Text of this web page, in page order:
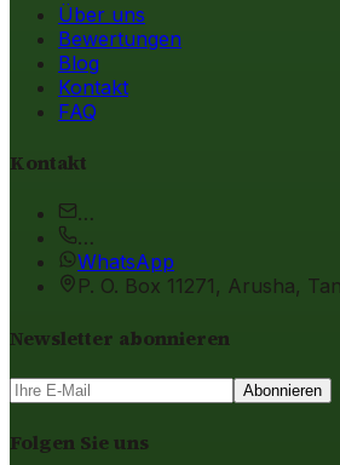
Über uns
Bewertungen
Blog
Kontakt
FAQ
Kontakt
…
…
WhatsApp
P. O. Box 11271, Arusha,
Newsletter abonnieren
Abonnieren
Folgen Sie uns